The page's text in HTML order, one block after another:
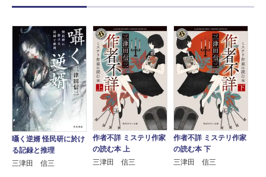
囁く逆婿 怪民研に於け
る記録と推理
三津田 信三
作者不詳 ミステリ作家
の読む本 上
三津田 信三
作者不詳 ミステリ作家
の読む本 下
三津田 信三